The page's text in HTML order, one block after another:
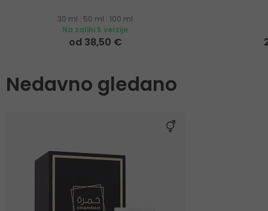
30 ml 50 ml
100 ml
Na zalihi 5 verzije
od 38,50 €
Nedavno gledano